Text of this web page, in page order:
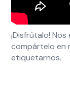
¡Disfrútalo!
compártelo en
etiquetarnos.